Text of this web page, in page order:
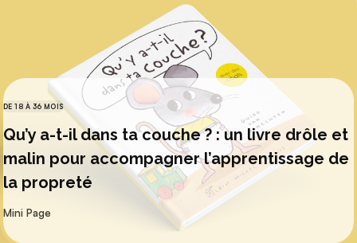
CATÉGORIES
DE 18 À 36 MOIS
Qu’y a-t-il dans ta couche ? : un livre drôle et
malin pour accompagner l’apprentissage de
la propreté
par
Mini Page